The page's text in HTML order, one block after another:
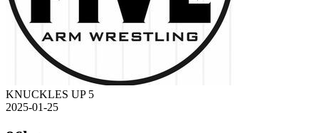
KNUCKLES UP 5
2025-01-25